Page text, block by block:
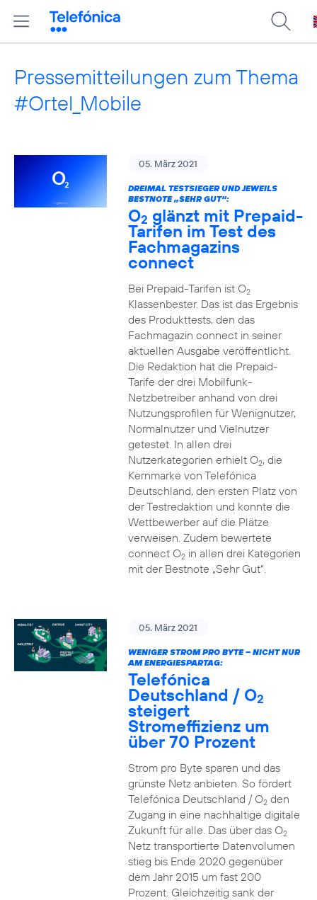
Pressemitteilungen zum Thema
#Ortel_Mobile
05. März 2021
DREIMAL TESTSIEGER UND JEWEILS
BESTNOTE „SEHR GUT“:
O2 glänzt mit Prepaid-
Tarifen im Test des
Fachmagazins
connect
Bei Prepaid-Tarifen ist O2
Klassenbester. Das ist das Ergebnis
des Produkttests, den das
Fachmagazin connect in seiner
aktuellen Ausgabe veröffentlicht.
Die Redaktion hat die Prepaid-
Tarife der drei Mobilfunk-
Netzbetreiber anhand von drei
Nutzungsprofilen für Wenignutzer,
Normalnutzer und Vielnutzer
getestet. In allen drei
Nutzerkategorien erhielt O2, die
Kernmarke von Telefónica
Deutschland, den ersten Platz von
der Testredaktion und konnte die
Wettbewerber auf die Plätze
verweisen. Zudem bewertete
connect O2in allen drei Kategorien
mit der Bestnote „Sehr Gut“.
05. März 2021
WENIGER STROM PRO BYTE – NICHT NUR
AM ENERGIESPARTAG:
Telefónica
Deutschland / O2
steigert
Stromeffizienz um
über 70 Prozent
Strom pro Byte sparen und das
grünste Netz anbieten. So fördert
Telefónica Deutschland / O2den
Zugang in eine nachhaltige digitale
Zukunft für alle. Das über das O2
Netz transportierte Datenvolumen
stieg bis Ende 2020 gegenüber
dem Jahr 2015 um fast 200
Prozent. Gleichzeitig sank der